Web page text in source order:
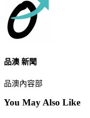
品澳 新聞
品澳內容部
You May Also Like